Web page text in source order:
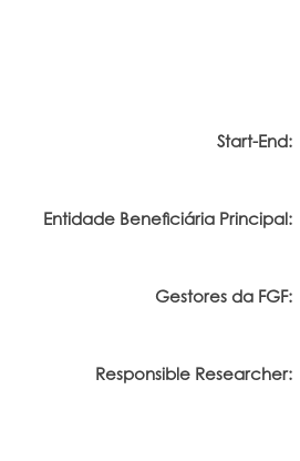
Start-End:
Entidade Beneficiária Principal:
Gestores da FGF:
Responsible Researcher: